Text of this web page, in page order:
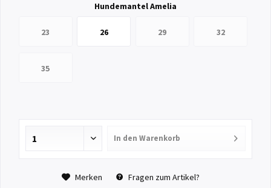
Hundemantel Amelia
23 26 29 32
35
In den Warenkorb
Merken Fragen zum Artikel?